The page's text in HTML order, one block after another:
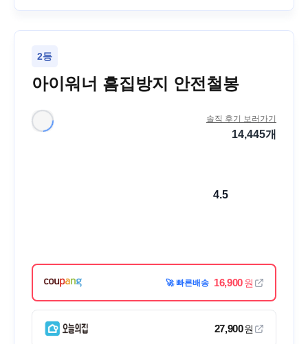
2등
아이워너 흠집방지 안전철봉
솔직 후기 보러가기
14,445개
4.5
🚀 빠른배송 16,900원
27,900원